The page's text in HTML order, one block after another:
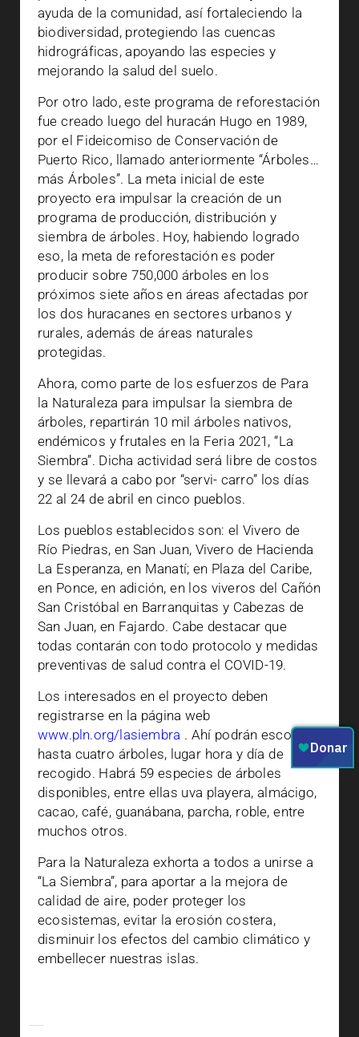
ayuda de la comunidad, así fortaleciendo la
biodiversidad, protegiendo las cuencas
hidrográficas, apoyando las especies y
mejorando la salud del suelo.
Por otro lado, este programa de reforestación
fue creado luego del huracán Hugo en 1989,
por el Fideicomiso de Conservación de
Puerto Rico, llamado anteriormente “Árboles…
más Árboles”. La meta inicial de este
proyecto era impulsar la creación de un
programa de producción, distribución y
siembra de árboles. Hoy, habiendo logrado
eso, la meta de reforestación es poder
producir sobre 750,000 árboles en los
próximos siete años en áreas afectadas por
los dos huracanes en sectores urbanos y
rurales, además de áreas naturales
protegidas.
Ahora, como parte de los esfuerzos de Para
la Naturaleza para impulsar la siembra de
árboles, repartirán 10 mil árboles nativos,
endémicos y frutales en la Feria 2021, “La
Siembra”. Dicha actividad será libre de costos
y se llevará a cabo por “servi- carro” los días
22 al 24 de abril en cinco pueblos.
Los pueblos establecidos son: el Vivero de
Río Piedras, en San Juan, Vivero de Hacienda
La Esperanza, en Manatí; en Plaza del Caribe,
en Ponce, en adición, en los viveros del Cañón
San Cristóbal en Barranquitas y Cabezas de
San Juan, en Fajardo. Cabe destacar que
todas contarán con todo protocolo y medidas
preventivas de salud contra el COVID-19.
Los interesados en el proyecto deben
registrarse en la página web
www.pln.org/lasiembra . Ahí podrán escoger
hasta cuatro árboles, lugar hora y día de
recogido. Habrá 59 especies de árboles
disponibles, entre ellas uva playera, almácigo,
cacao, café, guanábana, parcha, roble, entre
muchos otros.
Para la Naturaleza exhorta a todos a unirse a
“La Siembra”, para aportar a la mejora de
calidad de aire, poder proteger los
ecosistemas, evitar la erosión costera,
disminuir los efectos del cambio climático y
embellecer nuestras islas.